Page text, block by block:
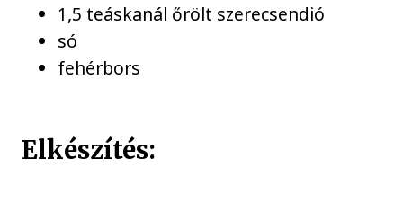
1,5 teáskanál őrölt szerecsendió
só
fehérbors
Elkészítés: